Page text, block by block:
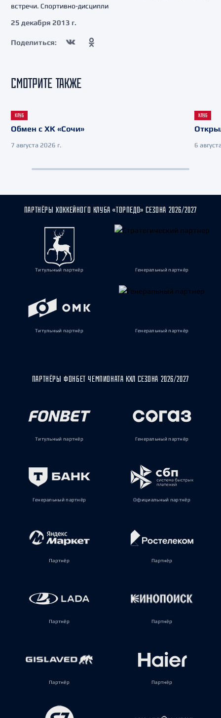
встречи. Спортивно-дисципли
25 декабря 2013 г.
Поделиться:
СМОТРИТЕ ТАКЖЕ
КЛУБ
Обмен с ХК «Сочи»
7 августа 2026 г.
КЛУБ
6
ПАРТНЁРЫ ХОККЕЙНОГО КЛУБА «ТОРПЕДО» СЕЗОНА 2026/2027
Титульный партнёр Генеральный партнёр
Титульный партнёр Генеральный партнёр
ПАРТНЁРЫ ФОНБЕТ ЧЕМПИОНАТА КХЛ СЕЗОНА 2026/2027
Титульный партнёр Генеральный партнёр
Генеральный партнёр Официальный партнёр
Партнёр Партнёр
Партнёр Партнёр
Партнёр Партнёр